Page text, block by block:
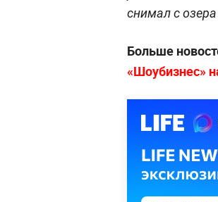
снимал с озера
Больше
«Шоубизнес»